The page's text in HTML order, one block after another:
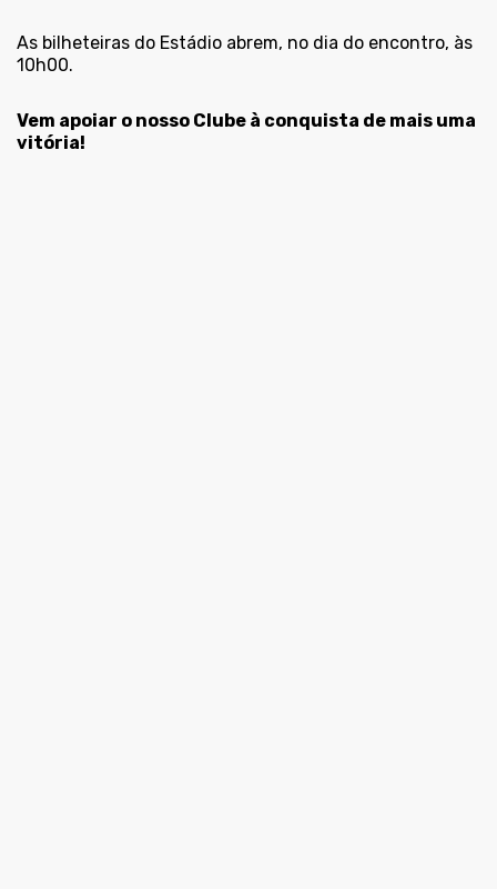
As bilheteiras do Estádio abrem, no dia do encontro, às
10h00.
Vem apoiar o nosso Clube à conquista de mais uma
vitória!